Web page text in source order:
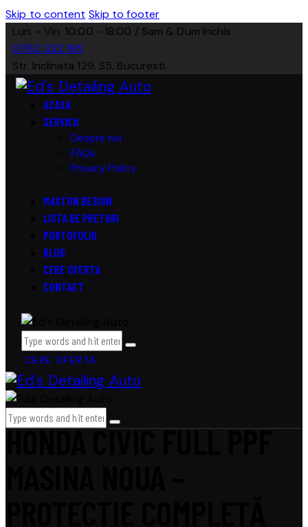
Skip to content Skip to footer
Lun. - Vin. 10:00 - 18:00 / Sam & Dum Inchis
0762 022 195
Str. Inclinata 129. S5, Bucuresti
ACASA
SERVICII
Despre noi
FAQs
Privacy Policy
MAXTON DESIGN
LISTA DE PRETURI
PORTOFOLIU
BLOG
CERE OFERTA
CONTACT
CERE OFERTA
HONDA CIVIC FULL PPF